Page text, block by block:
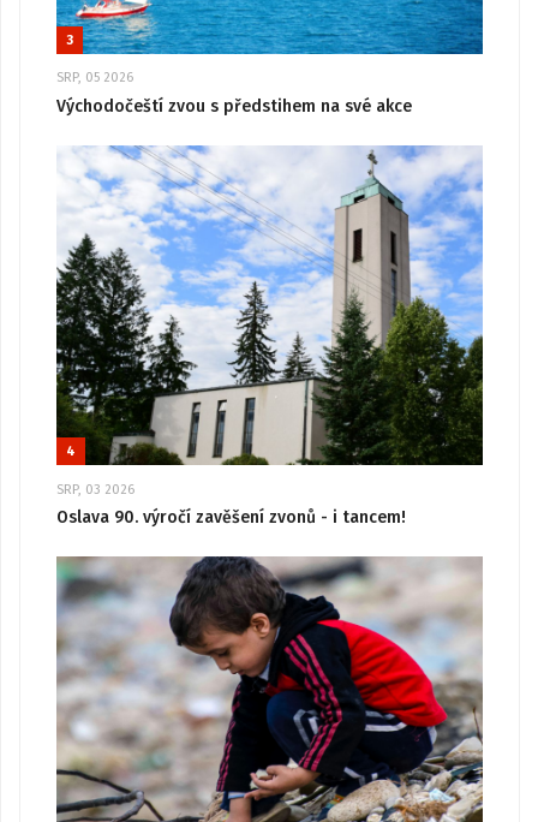
3
SRP, 05 2026
Východočeští zvou s předstihem na své akce
4
SRP, 03 2026
Oslava 90. výročí zavěšení zvonů - i tancem!